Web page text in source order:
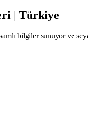
| Türkiye
bilgiler sunuyor ve